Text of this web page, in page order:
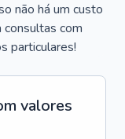
não há um custo
com
particulares!
valores